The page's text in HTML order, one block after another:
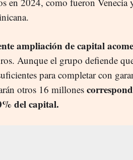
ampliación de capital
Aunque el grupo defiende
para completar con
otros 16 millones
del capital.